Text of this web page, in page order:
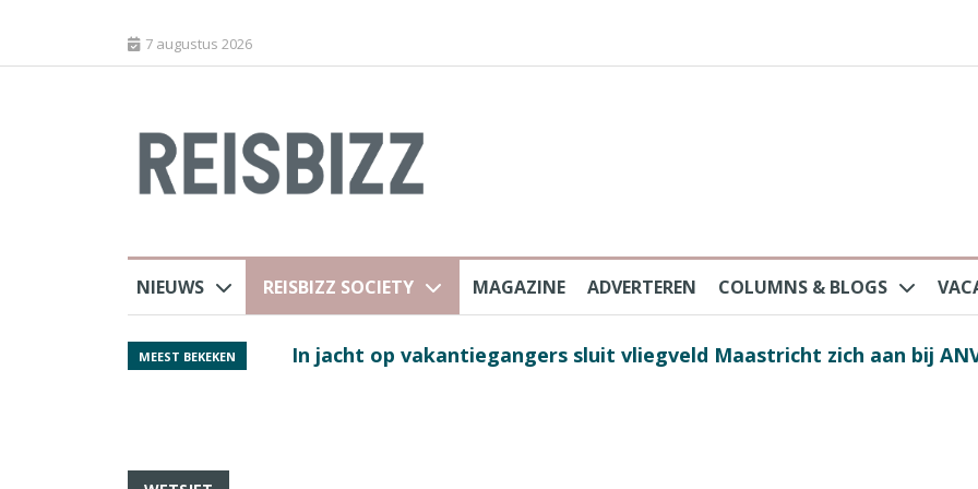
7 augustus 2026
NIEUWS REISBIZZ SOCIETY MAGAZINE ADVERTEREN COLUMNS & BLOGS
MEEST BEKEKEN In jacht op vakantiegangers sluit vliegveld Maastricht zich aan bij